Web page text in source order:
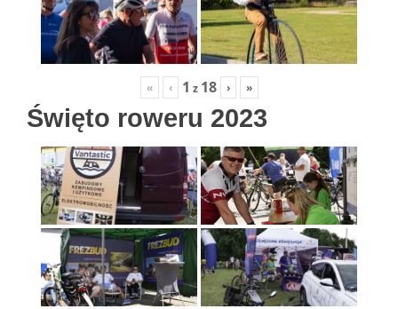
« ‹ 1 z 18 › »
Święto roweru 2023